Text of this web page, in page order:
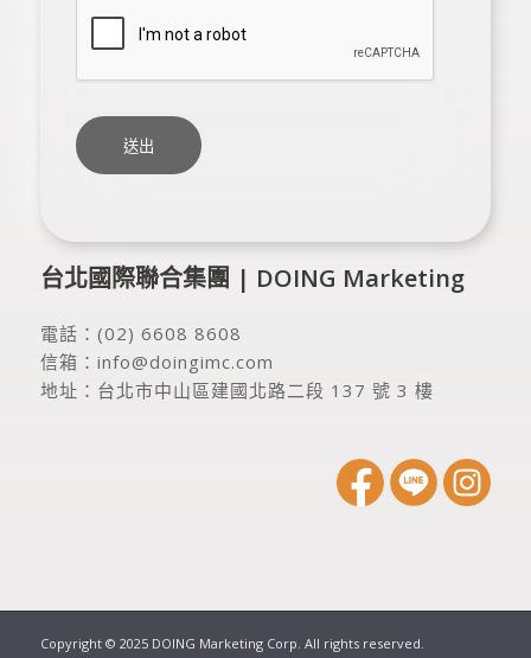
台北國際聯合集團 | DOING Marketing
電話： (02) 6608 8608
信箱： info@doingimc.com
地址： 台北市中山區建國北路二段 137 號 3 樓
Copyright © 2025 DOING Marketing Corp. All rights reserved.